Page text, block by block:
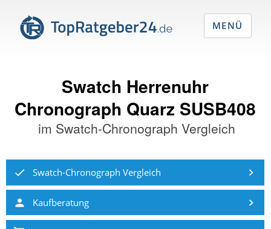
Swatch Herrenuhr
Chronograph Quarz SUSB408
im Swatch-Chronograph Vergleich
Swatch-Chronograph Vergleich
Kaufberatung
MENÜ